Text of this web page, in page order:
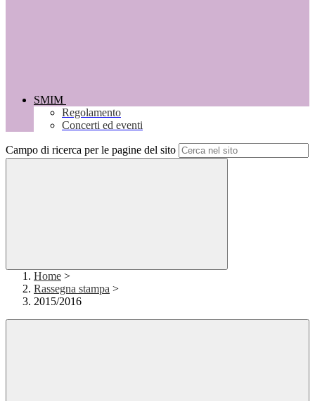
SMIM
Regolamento
Concerti ed eventi
Campo di ricerca per le pagine del sito
Home >
Rassegna stampa >
2015/2016